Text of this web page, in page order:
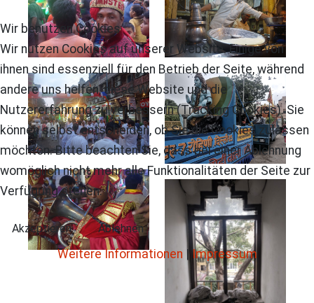
Wir benutzen Cookies
Wir nutzen Cookies auf unserer Website. Einige von
ihnen sind essenziell für den Betrieb der Seite, während
andere uns helfen, diese Website und die
Nutzererfahrung zu verbessern (Tracking Cookies). Sie
können selbst entscheiden, ob Sie die Cookies zulassen
möchten. Bitte beachten Sie, dass bei einer Ablehnung
womöglich nicht mehr alle Funktionalitäten der Seite zur
Verfügung stehen.
Akzeptieren Ablehnen
Weitere Informationen | Impressum